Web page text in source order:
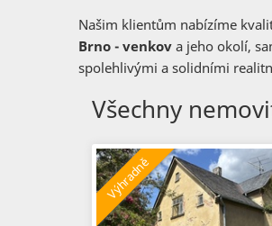
Našim klientům nabízíme
Brno - venkov a jeho okolí,
spolehlivými a solidními
Všechny